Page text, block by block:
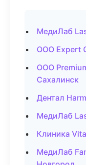
МедиЛаб
ООО Expert
ООО
Сахалинск
Дентал
МедиЛаб
Клиника
МедиЛаб